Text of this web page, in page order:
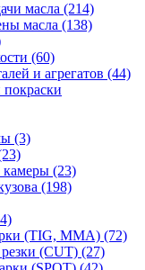
масла (214)
масла (138)
(60)
и агрегатов (44)
(3)
камеры (23)
(198)
(TIG, MMA) (72)
(CUT) (27)